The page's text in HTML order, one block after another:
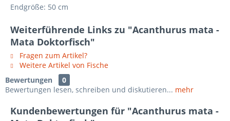
Endgröße: 50 cm
Weiterführende Links zu "Acanthurus mata -
Mata Doktorfisch"
Fragen zum Artikel?
Weitere Artikel von Fische
Bewertungen
0
Bewertungen lesen, schreiben und diskutieren... mehr
Kundenbewertungen für "Acanthurus mata -